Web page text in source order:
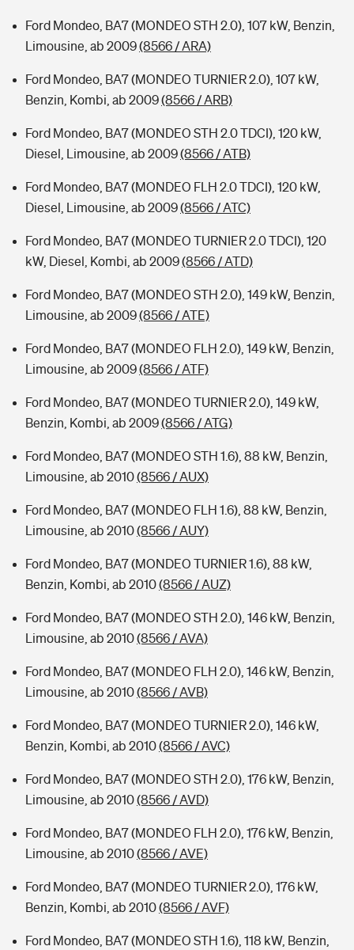
Ford Mondeo, BA7 (MONDEO STH 2.0), 107 kW, Benzin,
Limousine, ab 2009(8566 / ARA)
Ford Mondeo, BA7 (MONDEO TURNIER 2.0), 107 kW,
Benzin, Kombi, ab 2009(8566 / ARB)
Ford Mondeo, BA7 (MONDEO STH 2.0 TDCI), 120 kW,
Diesel, Limousine, ab 2009(8566 / ATB)
Ford Mondeo, BA7 (MONDEO FLH 2.0 TDCI), 120 kW,
Diesel, Limousine, ab 2009(8566 / ATC)
Ford Mondeo, BA7 (MONDEO TURNIER 2.0 TDCI), 120
kW, Diesel, Kombi, ab 2009(8566 / ATD)
Ford Mondeo, BA7 (MONDEO STH 2.0), 149 kW, Benzin,
Limousine, ab 2009(8566 / ATE)
Ford Mondeo, BA7 (MONDEO FLH 2.0), 149 kW, Benzin,
Limousine, ab 2009(8566 / ATF)
Ford Mondeo, BA7 (MONDEO TURNIER 2.0), 149 kW,
Benzin, Kombi, ab 2009(8566 / ATG)
Ford Mondeo, BA7 (MONDEO STH 1.6), 88 kW, Benzin,
Limousine, ab 2010(8566 / AUX)
Ford Mondeo, BA7 (MONDEO FLH 1.6), 88 kW, Benzin,
Limousine, ab 2010(8566 / AUY)
Ford Mondeo, BA7 (MONDEO TURNIER 1.6), 88 kW,
Benzin, Kombi, ab 2010(8566 / AUZ)
Ford Mondeo, BA7 (MONDEO STH 2.0), 146 kW, Benzin,
Limousine, ab 2010(8566 / AVA)
Ford Mondeo, BA7 (MONDEO FLH 2.0), 146 kW, Benzin,
Limousine, ab 2010(8566 / AVB)
Ford Mondeo, BA7 (MONDEO TURNIER 2.0), 146 kW,
Benzin, Kombi, ab 2010(8566 / AVC)
Ford Mondeo, BA7 (MONDEO STH 2.0), 176 kW, Benzin,
Limousine, ab 2010(8566 / AVD)
Ford Mondeo, BA7 (MONDEO FLH 2.0), 176 kW, Benzin,
Limousine, ab 2010(8566 / AVE)
Ford Mondeo, BA7 (MONDEO TURNIER 2.0), 176 kW,
Benzin, Kombi, ab 2010(8566 / AVF)
Ford Mondeo, BA7 (MONDEO STH 1.6), 118 kW, Benzin,